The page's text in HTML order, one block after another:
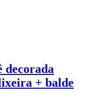
decorada
+ balde